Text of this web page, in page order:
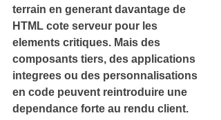
terrain en generant davantage de
HTML cote serveur pour les
elements critiques. Mais des
composants tiers, des applications
integrees ou des personnalisations
en code peuvent reintroduire une
dependance forte au rendu client.